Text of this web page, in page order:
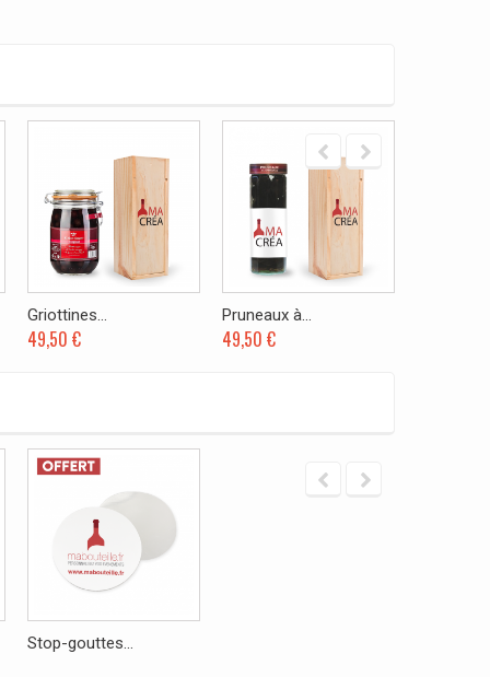
Griottines...
49,50 €
Pruneaux à...
49,50 €
Stop-gouttes...